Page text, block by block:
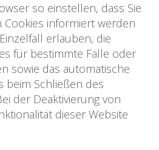
so einstellen, dass Sie
Cookies informiert werden
erlauben, die
für bestimmte Fälle oder
sowie das automatische
beim Schließen des
der Deaktivierung von
dieser Website